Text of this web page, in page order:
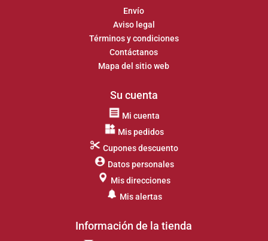
Envío
Aviso legal
Términos y condiciones
Contáctanos
Mapa del sitio web
Su cuenta
Mi cuenta
Mis pedidos
Cupones descuento
Datos personales
Mis direcciones
Mis alertas
Información de la tienda